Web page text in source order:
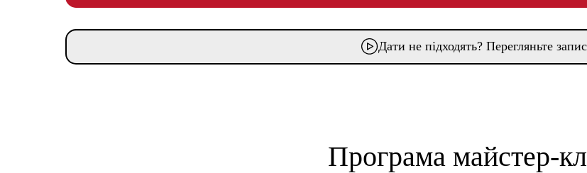
Дати не підходять? Перегляньте
Програма майстер-